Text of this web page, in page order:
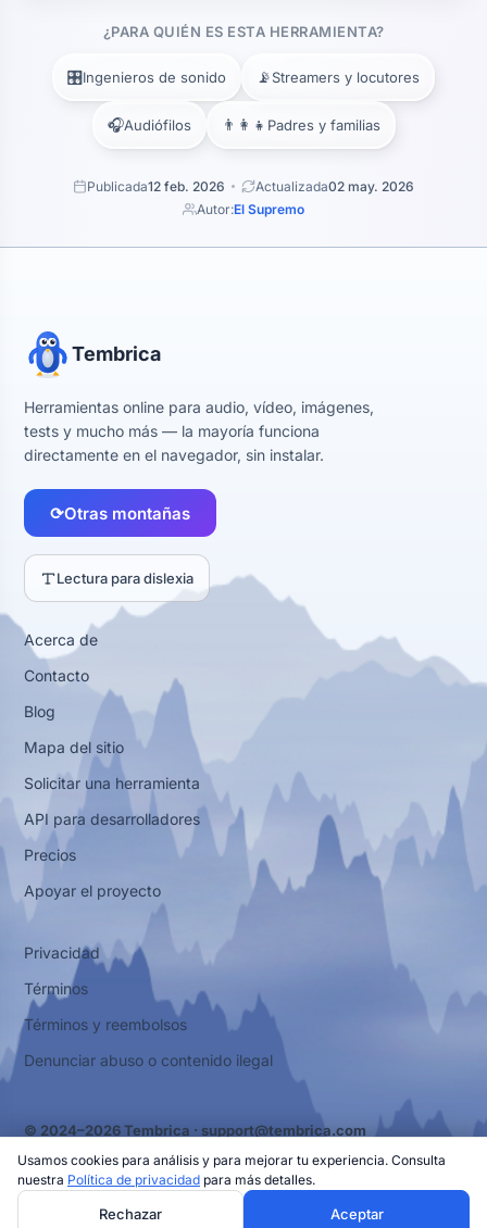
¿PARA QUIÉN ES ESTA HERRAMIENTA?
🎛️Ingenieros de sonido 📡Streamers y locutores
🎧Audiófilos 👨‍👩‍👧 Padres y familias
Publicada12 feb. 2026 Actualizada02 may. 2026
Autor:El Supremo
Tembrica
Herramientas online para audio, vídeo, imágenes,
tests y mucho más — la mayoría funciona
directamente en el navegador, sin instalar.
⟳Otras montañas
Lectura para dislexia
Acerca de
Contacto
Blog
Mapa del sitio
Solicitar una herramienta
API para desarrolladores
Precios
Apoyar el proyecto
Privacidad
Términos
Términos y reembolsos
Denunciar abuso o contenido ilegal
© 2024–2026 Tembrica · support@tembrica.com
Usamos cookies para análisis y para mejorar tu experiencia. Consulta
nuestra Política de privacidad para más detalles.
Rechazar Aceptar